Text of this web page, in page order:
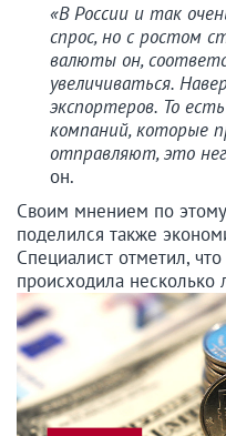
«В России и так
спрос, но с ростом
валюты он,
увеличиваться.
экспортеров. То
компаний, которые
отправляют, это
он.
Своим мнением по
поделился также
Специалист отметил,
происходила несколько